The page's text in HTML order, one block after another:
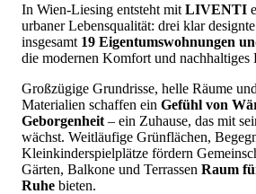
In Wien-Liesing entsteht mit LIVENTI
urbaner Lebensqualität: drei klar
insgesamt 19 Eigentumswohnungen
die modernen Komfort und nachhaltiges
Großzügige Grundrisse, helle Räume
Materialien schaffen ein Gefühl von
Geborgenheit – ein Zuhause, das mit
wächst. Weitläufige Grünflächen,
Kleinkinderspielplätze fördern
Gärten, Balkone und Terrassen Raum
Ruhe bieten.